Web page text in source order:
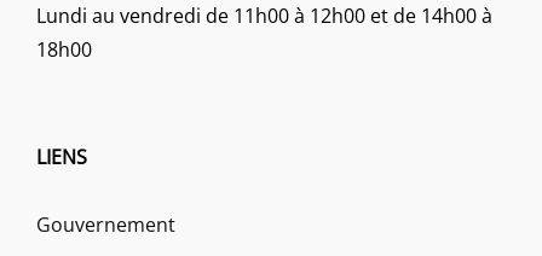
Lundi au vendredi de 11h00 à 12h00 et de 14h00 à
18h00
LIENS
Gouvernement